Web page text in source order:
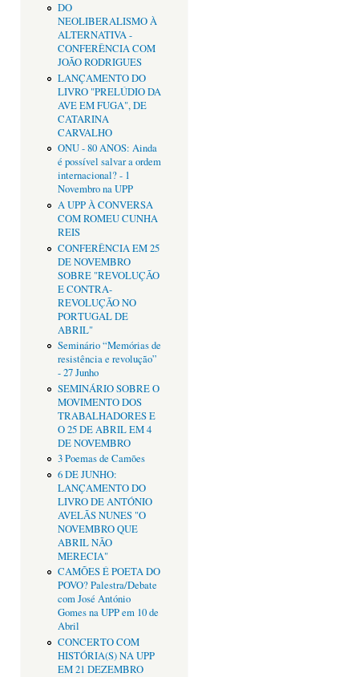
DO
NEOLIBERALISMO À
ALTERNATIVA -
CONFERÊNCIA COM
JOÃO RODRIGUES
LANÇAMENTO DO
LIVRO "PRELÚDIO DA
AVE EM FUGA", DE
CATARINA
CARVALHO
ONU - 80 ANOS: Ainda
é possível salvar a ordem
internacional? - 1
Novembro na UPP
A UPP À CONVERSA
COM ROMEU CUNHA
REIS
CONFERÊNCIA EM 25
DE NOVEMBRO
SOBRE "REVOLUÇÃO
E CONTRA-
REVOLUÇÃO NO
PORTUGAL DE
ABRIL"
Seminário “Memórias de
resistência e revolução”
- 27 Junho
SEMINÁRIO SOBRE O
MOVIMENTO DOS
TRABALHADORES E
O 25 DE ABRIL EM 4
DE NOVEMBRO
3 Poemas de Camões
6 DE JUNHO:
LANÇAMENTO DO
LIVRO DE ANTÓNIO
AVELÃS NUNES "O
NOVEMBRO QUE
ABRIL NÃO
MERECIA"
CAMÕES É POETA DO
POVO? Palestra/Debate
com José António
Gomes na UPP em 10 de
Abril
CONCERTO COM
HISTÓRIA(S) NA UPP
EM 21 DEZEMBRO